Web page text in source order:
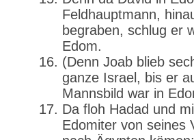
Feldhauptmann,
begraben, schlug er
Edom.
(Denn Joab blieb
ganze Israel, bis er
Mannsbild war in
Da floh Hadad und
Edomiter von seines